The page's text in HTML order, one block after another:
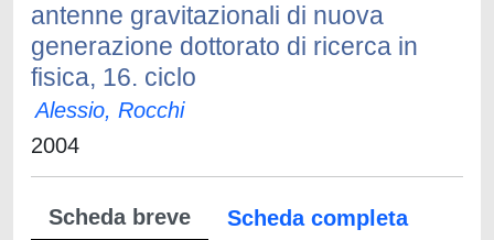
antenne gravitazionali di nuova
generazione dottorato di ricerca in
fisica, 16. ciclo
Alessio, Rocchi
2004
Scheda breve
Scheda completa